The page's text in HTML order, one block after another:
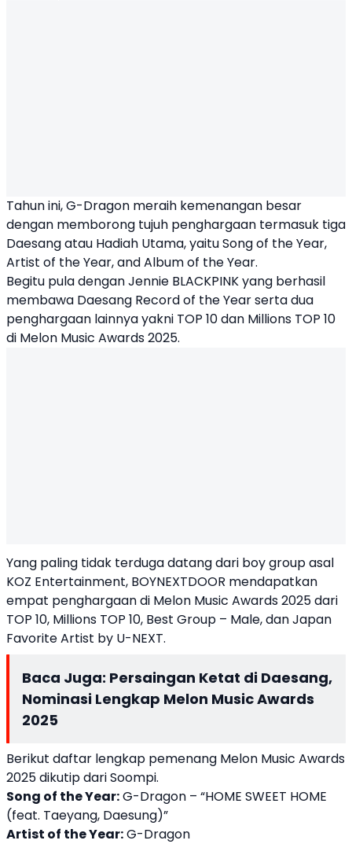
Tahun ini,G-Dragon meraih kemenangan besar
dengan memborong tujuh penghargaan termasuk tiga
Daesang atau Hadiah Utama, yaitu Song of the Year,
Artist of the Year, and Album of the Year.
Begitu pula dengan Jennie BLACKPINK yang berhasil
membawa Daesang Record of the Year serta dua
penghargaan lainnya yakni TOP 10 dan Millions TOP 10
di Melon Music Awards 2025.
Yang paling tidak terduga datang dari boy group asal
KOZ Entertainment, BOYNEXTDOOR mendapatkan
empat penghargaan di Melon Music Awards 2025 dari
TOP 10, Millions TOP 10, Best Group – Male, dan Japan
Favorite Artist by U-NEXT.
Baca Juga: Persaingan Ketat di Daesang,
Nominasi Lengkap Melon Music Awards
2025
Berikut daftar lengkap pemenang Melon Music Awards
2025 dikutip dari Soompi.
Song of the Year:G-Dragon – “HOME SWEET HOME
(feat. Taeyang, Daesung)”
Artist of the Year:G-Dragon